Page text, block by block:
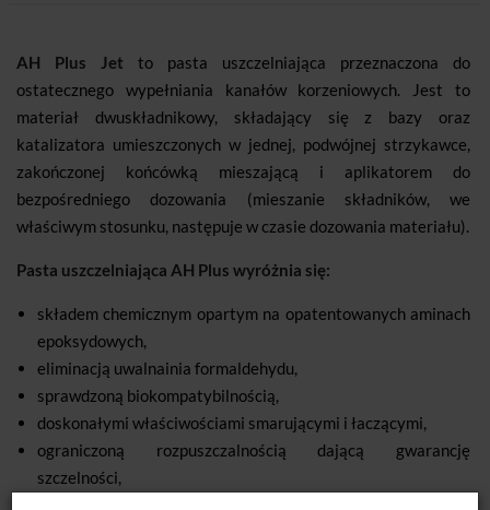
AH Plus Jet to pasta uszczelniająca przeznaczona do
ostatecznego wypełniania kanałów korzeniowych. Jest to
materiał dwuskładnikowy, składający się z bazy oraz
katalizatora umieszczonych w jednej, podwójnej strzykawce,
zakończonej końcówką mieszającą i aplikatorem do
bezpośredniego dozowania (mieszanie składników, we
właściwym stosunku, następuje w czasie dozowania materiału).
Pasta uszczelniająca AH Plus wyróżnia się:
składem chemicznym opartym na opatentowanych aminach
epoksydowych,
eliminacją uwalnainia formaldehydu,
sprawdzoną biokompatybilnością,
doskonałymi właściwościami smarującymi i łaczącymi,
ograniczoną rozpuszczalnością dającą gwarancję
szczelności,